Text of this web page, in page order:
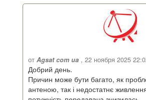
от Agsat com ua , 22 ноября 2025
Добрий день.
Причин може бути багато, як
антеною, так і недостатнє